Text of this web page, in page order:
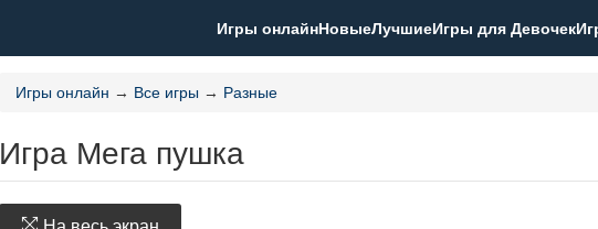
Игры онлайнНовыеЛучшиеИгры для Девочек
Игры онлайн → Все игры → Разные
Игра Мега пушка